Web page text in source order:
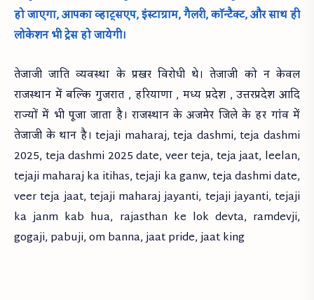
हो जाएगा, आपका व्हाट्सएप, इंस्टाग्राम, गैलरी, कॉन्टैक्ट, और साथ ही
लोकेशन भी ट्रेस हो जायेगी।
तेजाजी जाति व्यवस्था के प्रखर विरोधी थे। तेजाजी को न केवल
राजस्थान में बल्कि गुजरात , हरियाणा , मध्य प्रदेश , उत्तरप्रदेश आदि
राज्यों में भी पूजा जाता है। राजस्थान के अजमेर जिले के हर गांव में
तेजाजी के थान है। tejaji maharaj, teja dashmi, teja dashmi
2025, teja dashmi 2025 date, veer teja, teja jaat, leelan,
tejaji maharaj ka itihas, tejaji ka ganw, teja dashmi date,
veer teja jaat, tejaji maharaj jayanti, tejaji jayanti, tejaji
ka janm kab hua, rajasthan ke lok devta, ramdevji,
gogaji, pabuji, om banna, jaat pride, jaat king